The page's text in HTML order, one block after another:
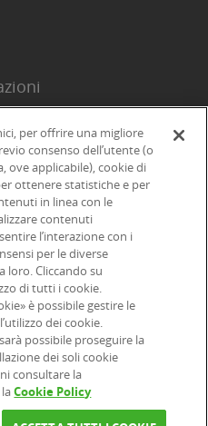
bancario ERSEL - P.IVA
di accessibilità
|
per offrire una migliore
consenso dell’utente (o
ove applicabile), cookie di
ottenere statistiche e per
in linea con le
contenuti
l’interazione con i
per le diverse
loro. Cliccando su
di tutti i cookie.
è possibile gestire le
dei cookie.
possibile proseguire la
dei soli cookie
consultare la
Cookie Policy